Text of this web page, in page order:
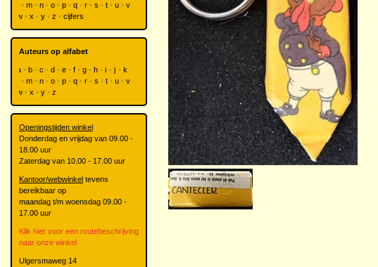
m n o p q r s t u
v
w
x y z cijfers
Auteurs op alfabet
a b c d e f g h i j
k
m n o p q r s t u
v
w
x y z
Openingstijden winkel
Donderdag en vrijdag van 09.00 -
18.00 uur
Zaterdag van 10.00 - 17.00 uur
Kantoor/webwinkel tevens
bereikbaar op
maandag t/m woensdag 09.00 -
17.00 uur
Klik hier voor een routebeschrijving
naar onze winkel
Ulgersmaweg 14